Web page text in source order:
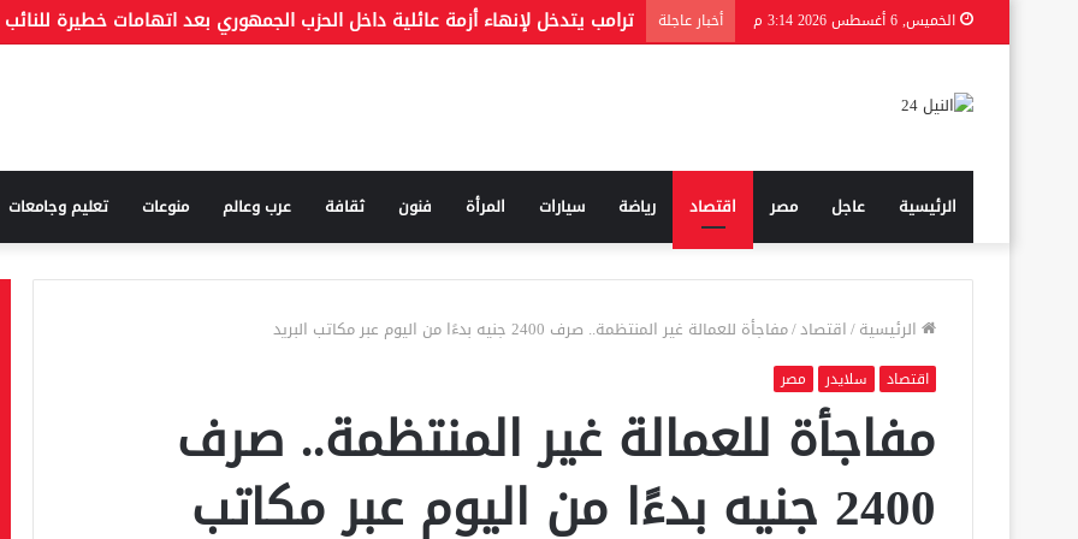
الخميس, 6 أغسطس 2026 3:14 م أخبار عاجلة
الرئيسية عاجل مصر اقتصاد رياضة سيارات المرأة فنون ثقافة عرب وعالم منوعات تعليم وجامعات
الرئيسية/اقتصاد/مفاجأة للعمالة غير المنتظمة.. صرف 2400 جنيه بدءًا من اليوم عبر مكاتب البريد
اقتصاد سلايدر مصر
مفاجأة للعمالة غير المنتظمة.. صرف
2400 جنيه بدءًا من اليوم عبر مكاتب